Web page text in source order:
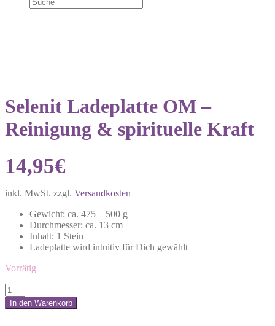
Selenit Ladeplatte OM –
Reinigung & spirituelle Kraft
14,95€
inkl. MwSt. zzgl. Versandkosten
Gewicht: ca. 475 – 500 g
Durchmesser: ca. 13 cm
Inhalt: 1 Stein
Ladeplatte wird intuitiv für Dich gewählt
Vorrätig
Selenit
Ladeplatte
OM
In den Warenkorb